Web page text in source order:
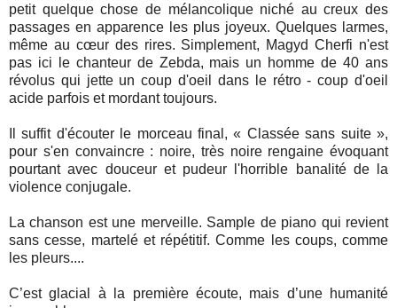
petit quelque chose de mélancolique niché au creux des
passages en apparence les plus joyeux. Quelques larmes,
même au cœur des rires. Simplement, Magyd Cherfi n'est
pas ici le chanteur de Zebda, mais un homme de 40 ans
révolus qui jette un coup d'oeil dans le rétro - coup d'oeil
acide parfois et mordant toujours.
Il suffit d'écouter le morceau final, « Classée sans suite »,
pour s'en convaincre : noire, très noire rengaine évoquant
pourtant avec douceur et pudeur l'horrible banalité de la
violence conjugale.
La chanson est une merveille. Sample de piano qui revient
sans cesse, martelé et répétitif. Comme les coups, comme
les pleurs....
C’est glacial à la première écoute, mais d’une humanité